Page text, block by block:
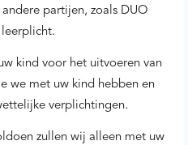
partijen, zoals DUO
kind voor het uitvoeren van
we met uw kind hebben en
verplichtingen.
zullen wij alleen met uw